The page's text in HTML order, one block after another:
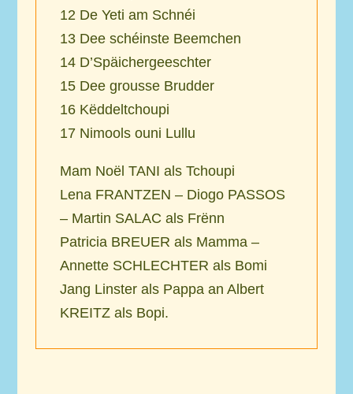
12 De Yeti am Schnéi
13Dee schéinste Beemchen
14D’Späichergeeschter
15 Dee grousse Brudder
16 Këddeltchoupi
17Nimools ouni Lullu
Mam Noël TANI als Tchoupi
Lena FRANTZEN – Diogo PASSOS
– Martin SALAC als Frënn
Patricia BREUER als Mamma –
Annette SCHLECHTER als Bomi
Jang Linster als Pappa an Albert
KREITZ als Bopi.